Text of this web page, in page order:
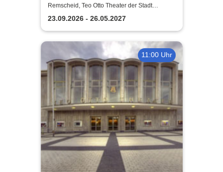
Theater der Stadt Remscheid
Remscheid, Teo Otto Theater der Stadt
Remscheid
23.09.2026 - 26.05.2027
11:00 Uhr